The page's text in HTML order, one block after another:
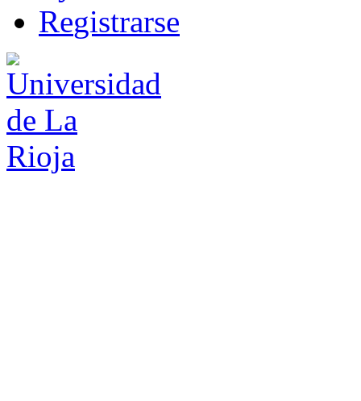
Registrarse